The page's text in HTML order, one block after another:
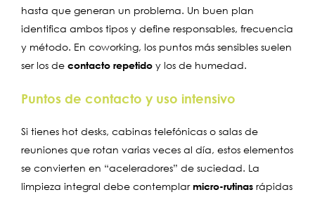
hasta que generan un problema. Un buen plan
identifica ambos tipos y define responsables, frecuencia
y método. En coworking, los puntos más sensibles suelen
ser los de contacto repetido y los de humedad.
Puntos de contacto y uso intensivo
Si tienes hot desks, cabinas telefónicas o salas de
reuniones que rotan varias veces al día, estos elementos
se convierten en “aceleradores” de suciedad. La
limpieza integral debe contemplar micro-rutinas rápidas